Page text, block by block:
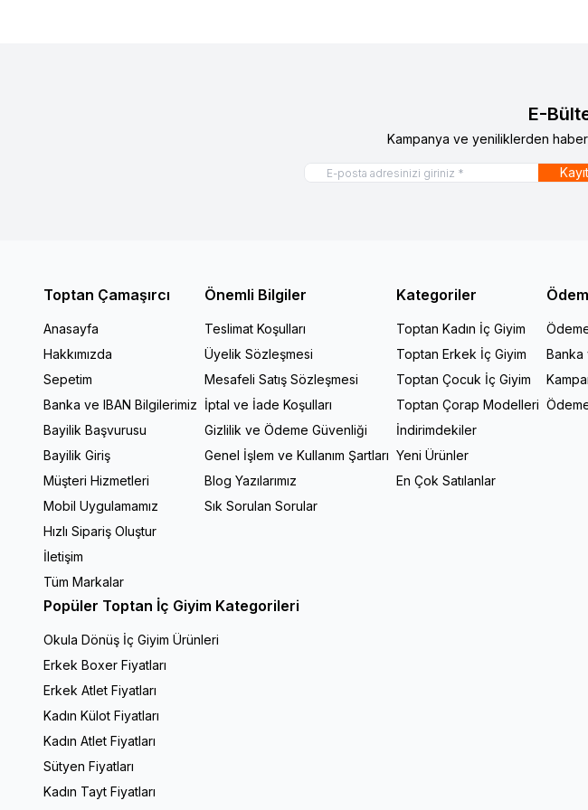
E-
Kampanya ve yeniliklerden
Toptan Çamaşırcı
Anasayfa
Hakkımızda
Sepetim
Banka ve IBAN Bilgilerimiz
Bayilik Başvurusu
Bayilik Giriş
Müşteri Hizmetleri
Mobil Uygulamamız
Hızlı Sipariş Oluştur
İletişim
Tüm Markalar
Önemli Bilgiler
Teslimat Koşulları
Üyelik Sözleşmesi
Mesafeli Satış Sözleşmesi
İptal ve İade Koşulları
Gizlilik ve Ödeme Güvenliği
Genel İşlem ve Kullanım Şartları
Blog Yazılarımız
Sık Sorulan Sorular
Kategoriler
Toptan Kadın İç Giyim
Toptan Erkek İç Giyim
Toptan Çocuk İç Giyim
Toptan Çorap Modelleri
İndirimdekiler
Yeni Ürünler
En Çok Satılanlar
Banka
Popüler Toptan İç Giyim Kategorileri
Okula Dönüş İç Giyim Ürünleri
Erkek Boxer Fiyatları
Erkek Atlet Fiyatları
Kadın Külot Fiyatları
Kadın Atlet Fiyatları
Sütyen Fiyatları
Kadın Tayt Fiyatları